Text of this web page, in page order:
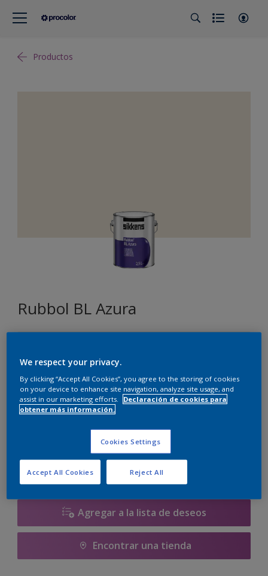
Productos
Rubbol BL Azura
Tamaño
1 litros
Calculadora de pintura
Calcular
Agregar a la lista de deseos
Encontrar una tienda
We respect your privacy.
By clicking “Accept All Cookies”, you agree to the storing of cookies
on your device to enhance site navigation, analyze site usage, and
assist in our marketing efforts.
Declaración de cookies para
obtener más información.
Cookies Settings
Reject All
Accept All Cookies